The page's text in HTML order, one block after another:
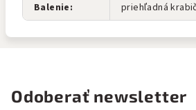
Balenie: priehľadná
Odoberať newsletter